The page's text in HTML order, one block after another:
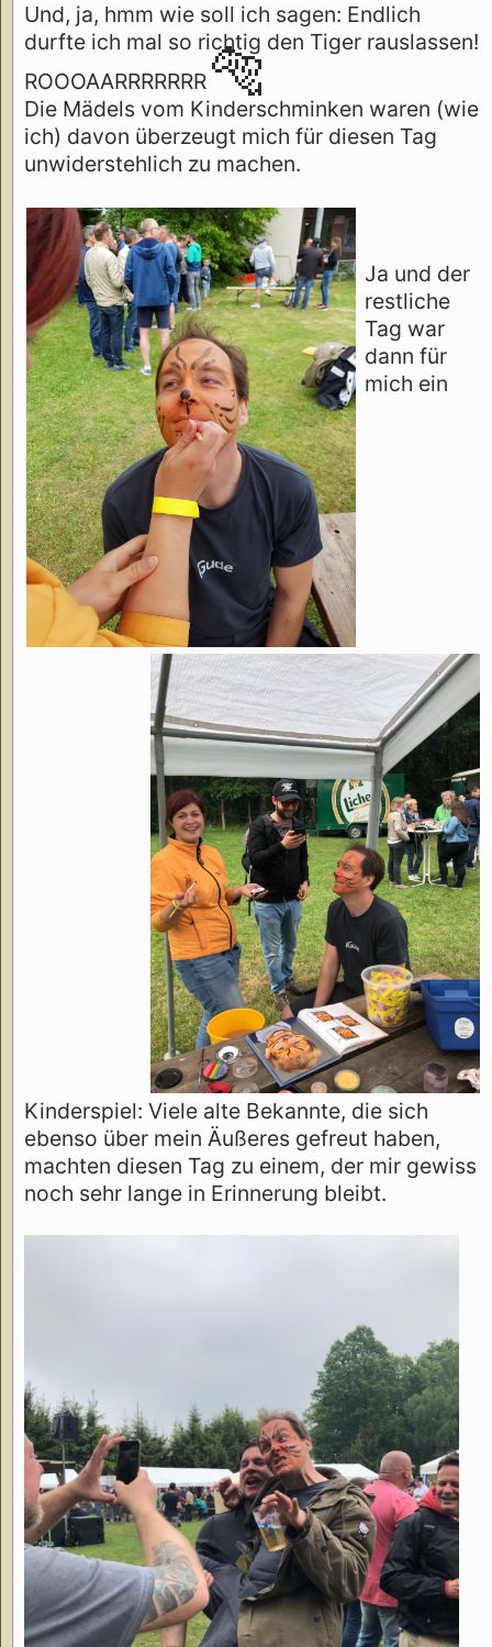
Und, ja, hmm wie soll ich sagen: Endlich
durfte ich mal so richtig den Tiger rauslassen!
ROOOAARRRRRRR 🐅
Die Mädels vom Kinderschminken waren (wie
ich) davon überzeugt mich für diesen Tag
unwiderstehlich zu machen.
Ja und der
restliche
Tag war
dann für
mich ein
Kinderspiel: Viele alte Bekannte, die sich
ebenso über mein Äußeres gefreut haben,
machten diesen Tag zu einem, der mir gewiss
noch sehr lange in Erinnerung bleibt.